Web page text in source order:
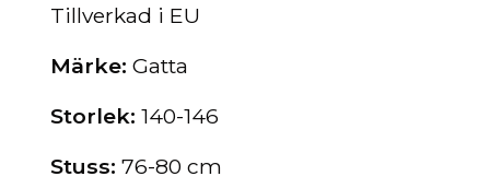
Tillverkad i EU
Märke: Gatta
Storlek: 140-146
Stuss: 76-80 cm